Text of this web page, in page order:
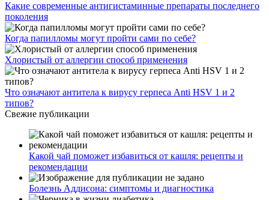
Какие современные антигистаминные препараты последнего
поколения
Когда папилломы могут пройти сами по себе?
Хлористый от аллергии способ применения
Что означают антитела к вирусу герпеса Anti HSV 1 и 2
типов?
Свежие публикации
Какой чай поможет избавиться от кашля: рецепты и
рекомендации
Болезнь Аддисона: симптомы и диагностика